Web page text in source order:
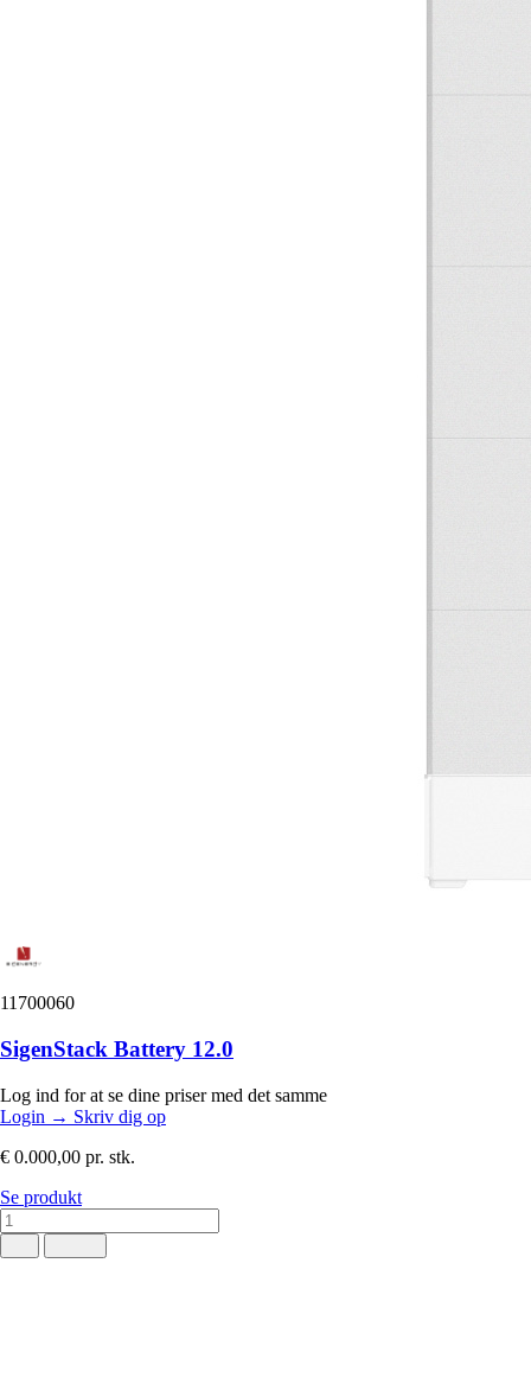
11700060
SigenStack Battery 12.0
Log ind for at se dine priser med det samme
Login → Skriv dig op
€ 0.000,00 pr. stk.
Se produkt